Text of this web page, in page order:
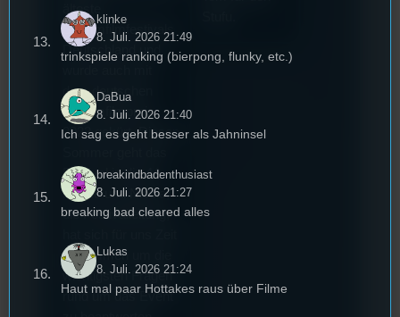
älteste
Stummfilmfestivals
Deutschland und
dem deutschen
Stummfilmpreis
2022 gekürt. Diesen
Festival in die 44.
Runde und Nicole,
die Festivalleitung,
genommen um die
wichtigsten Fragen
rund um das Event
klinke
8. Juli. 2026 21:49
trinkspiele ranking (bierpong, flunky, etc.)
DaBua
8. Juli. 2026 21:40
Ich sag es geht besser als Jahninsel
breakindbadenthusiast
8. Juli. 2026 21:27
breaking bad cleared alles
Lukas
8. Juli. 2026 21:24
Haut mal paar Hottakes raus über Filme